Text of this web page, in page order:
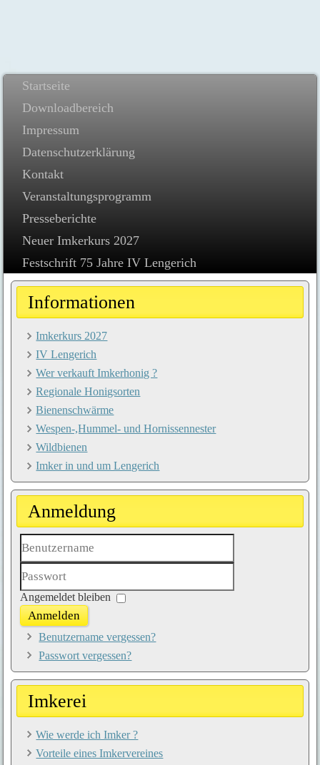
Startseite
Downloadbereich
Impressum
Datenschutzerklärung
Kontakt
Veranstaltungsprogramm
Presseberichte
Neuer Imkerkurs 2027
Festschrift 75 Jahre IV Lengerich
Informationen
Imkerkurs 2027
IV Lengerich
Wer verkauft Imkerhonig ?
Regionale Honigsorten
Bienenschwärme
Wespen-,Hummel- und Hornissennester
Wildbienen
Imker in und um Lengerich
Anmeldung
Passwort
Angemeldet bleiben
Anmelden
Benutzername vergessen?
Passwort vergessen?
Imkerei
Wie werde ich Imker ?
Vorteile eines Imkervereines